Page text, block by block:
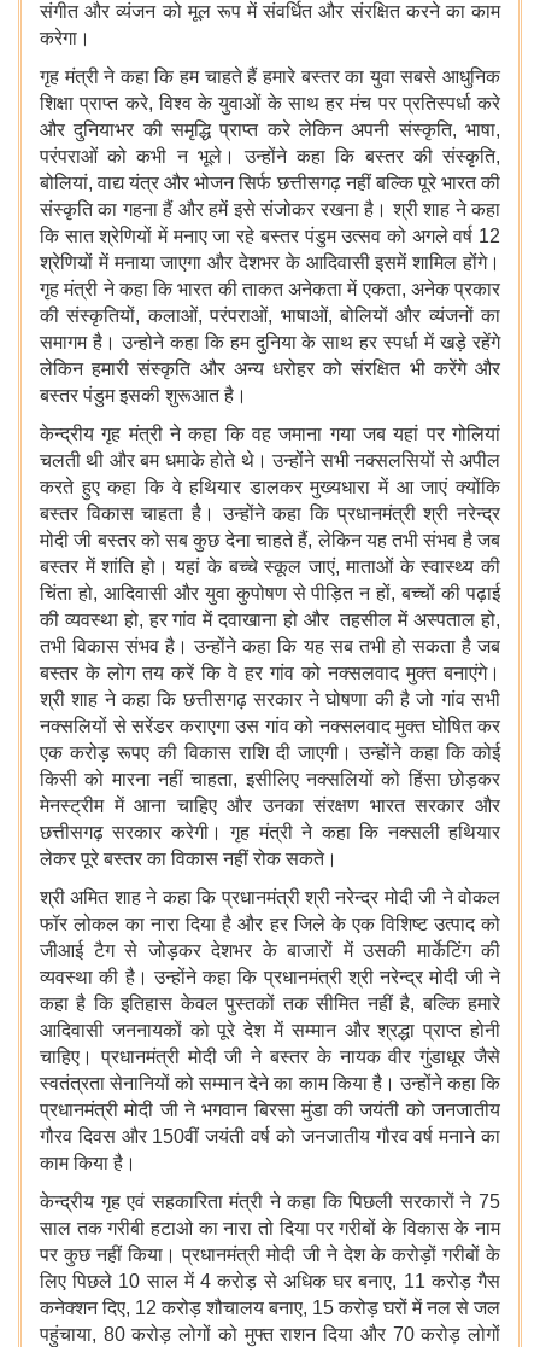
संगीत और व्यंजन को मूल रूप में संवर्धित और संरक्षित करने का काम
करेगा।
गृह मंत्री ने कहा कि हम चाहते हैं हमारे बस्तर का युवा सबसे आधुनिक
शिक्षा प्राप्त करे, विश्व के युवाओं के साथ हर मंच पर प्रतिस्पर्धा करे
और दुनियाभर की समृद्धि प्राप्त करे लेकिन अपनी संस्कृति, भाषा,
परंपराओं को कभी न भूले। उन्होंने कहा कि बस्तर की संस्कृति,
बोलियां, वाद्य यंत्र और भोजन सिर्फ छत्तीसगढ़ नहीं बल्कि पूरे भारत की
संस्कृति का गहना हैं और हमें इसे संजोकर रखना है। श्री शाह ने कहा
कि सात श्रेणियों में मनाए जा रहे बस्तर पंडुम उत्सव को अगले वर्ष 12
श्रेणियों में मनाया जाएगा और देशभर के आदिवासी इसमें शामिल होंगे।
गृह मंत्री ने कहा कि भारत की ताकत अनेकता में एकता, अनेक प्रकार
की संस्कृतियों, कलाओं, परंपराओं, भाषाओं, बोलियों और व्यंजनों का
समागम है। उन्होने कहा कि हम दुनिया के साथ हर स्पर्धा में खड़े रहेंगे
लेकिन हमारी संस्कृति और अन्य धरोहर को संरक्षित भी करेंगे और
बस्तर पंडुम इसकी शुरूआत है।
केन्द्रीय गृह मंत्री ने कहा कि वह जमाना गया जब यहां पर गोलियां
चलती थी और बम धमाके होते थे। उन्होंने सभी नक्सलसियों से अपील
करते हुए कहा कि वे हथियार डालकर मुख्यधारा में आ जाएं क्योंकि
बस्तर विकास चाहता है। उन्होंने कहा कि प्रधानमंत्री श्री नरेन्द्र
मोदी जी बस्तर को सब कुछ देना चाहते हैं, लेकिन यह तभी संभव है जब
बस्तर में शांति हो। यहां के बच्चे स्कूल जाएं, माताओं के स्वास्थ्य की
चिंता हो, आदिवासी और युवा कुपोषण से पीड़ित न हों, बच्चों की पढ़ाई
की व्यवस्था हो, हर गांव में दवाखाना हो और तहसील में अस्पताल हो,
तभी विकास संभव है। उन्होंने कहा कि यह सब तभी हो सकता है जब
बस्तर के लोग तय करें कि वे हर गांव को नक्सलवाद मुक्त बनाएंगे।
श्री शाह ने कहा कि छत्तीसगढ़ सरकार ने घोषणा की है जो गांव सभी
नक्सलियों से सरेंडर कराएगा उस गांव को नक्सलवाद मुक्त घोषित कर
एक करोड़ रूपए की विकास राशि दी जाएगी। उन्होंने कहा कि कोई
किसी को मारना नहीं चाहता, इसीलिए नक्सलियों को हिंसा छोड़कर
मेनस्ट्रीम में आना चाहिए और उनका संरक्षण भारत सरकार और
छत्तीसगढ़ सरकार करेगी। गृह मंत्री ने कहा कि नक्सली हथियार
लेकर पूरे बस्तर का विकास नहीं रोक सकते।
श्री अमित शाह ने कहा कि प्रधानमंत्री श्री नरेन्द्र मोदी जी ने वोकल
फॉर लोकल का नारा दिया है और हर जिले के एक विशिष्ट उत्पाद को
जीआई टैग से जोड़कर देशभर के बाजारों में उसकी मार्केटिंग की
व्यवस्था की है। उन्होंने कहा कि प्रधानमंत्री श्री नरेन्द्र मोदी जी ने
कहा है कि इतिहास केवल पुस्तकों तक सीमित नहीं है, बल्कि हमारे
आदिवासी जननायकों को पूरे देश में सम्मान और श्रद्धा प्राप्त होनी
चाहिए। प्रधानमंत्री मोदी जी ने बस्तर के नायक वीर गुंडाधूर जैसे
स्वतंत्रता सेनानियों को सम्मान देने का काम किया है। उन्होंने कहा कि
प्रधानमंत्री मोदी जी ने भगवान बिरसा मुंडा की जयंती को जनजातीय
गौरव दिवस और 150वीं जयंती वर्ष को जनजातीय गौरव वर्ष मनाने का
काम किया है।
केन्द्रीय गृह एवं सहकारिता मंत्री ने कहा कि पिछली सरकारों ने 75
साल तक गरीबी हटाओ का नारा तो दिया पर गरीबों के विकास के नाम
पर कुछ नहीं किया। प्रधानमंत्री मोदी जी ने देश के करोड़ों गरीबों के
लिए पिछले 10 साल में 4 करोड़ से अधिक घर बनाए, 11 करोड़ गैस
कनेक्शन दिए, 12 करोड़ शौचालय बनाए, 15 करोड़ घरों में नल से जल
पहुंचाया, 80 करोड़ लोगों को मुफ्त राशन दिया और 70 करोड़ लोगों